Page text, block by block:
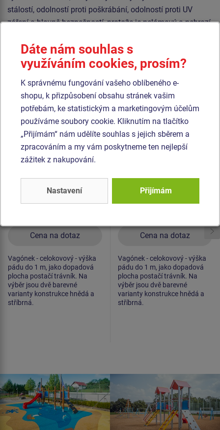
stálostí, odolností proti poškrábání, odolností proti UV
záření a hlavně bezpečností, protože je nelámavý a nehrozí
spojovací materiál je pozinkovaný nebo nerezový.
Podobnézboží
Produkt - VAG-6201K-10
Dvojvagónek -
celokovový
Cena na dotaz
Novinka
Vagónek - celokovový - výška
pádu do 1 m, jako dopadová
plocha postačí trávník. Na
výběr jsou dvě barevné
varianty konstrukce hnědá a
stříbrná.
Produkt - VAG-6102K-10
Vagónek - celokovový
Cena na dotaz
Vagónek - celokovový - výška
pádu do 1 m, jako dopadová
plocha postačí trávník. Na
výběr jsou dvě barevné
varianty konstrukce hnědá a
stříbrná.
Dáte nám souhlas s
využíváním cookies, prosím?
K správnému fungování vašeho oblíbeného e-
shopu, k přizpůsobení obsahu stránek vašim
potřebám, ke statistickým a marketingovým účelům
používáme soubory cookie. Kliknutím na tlačítko
„Přijímám“ nám udělíte souhlas s jejich sběrem a
zpracováním a my vám poskytneme ten nejlepší
zážitek z nakupování.
Nastavení Přijímám